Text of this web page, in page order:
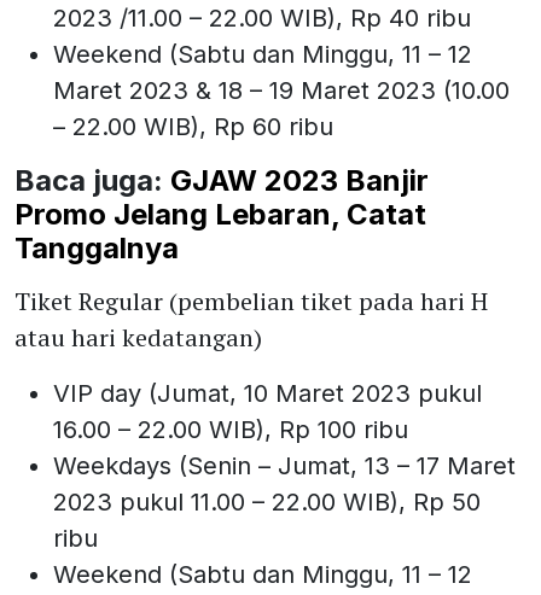
2023 /11.00 – 22.00 WIB), Rp 40 ribu
Weekend (Sabtu dan Minggu, 11 – 12
Maret 2023 & 18 – 19 Maret 2023 (10.00
– 22.00 WIB), Rp 60 ribu
Baca juga: GJAW 2023 Banjir
Promo Jelang Lebaran, Catat
Tanggalnya
Tiket Regular (pembelian tiket pada hari H
atau hari kedatangan)
VIP day (Jumat, 10 Maret 2023 pukul
16.00 – 22.00 WIB), Rp 100 ribu
Weekdays (Senin – Jumat, 13 – 17 Maret
2023 pukul 11.00 – 22.00 WIB), Rp 50
ribu
Weekend (Sabtu dan Minggu, 11 – 12